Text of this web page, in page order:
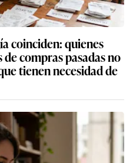
coinciden: quienes
compras pasadas no
tienen necesidad de